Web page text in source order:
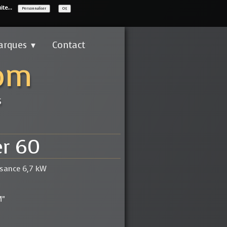
Personnaliser OK
▼ Contact
60
6,7 kW